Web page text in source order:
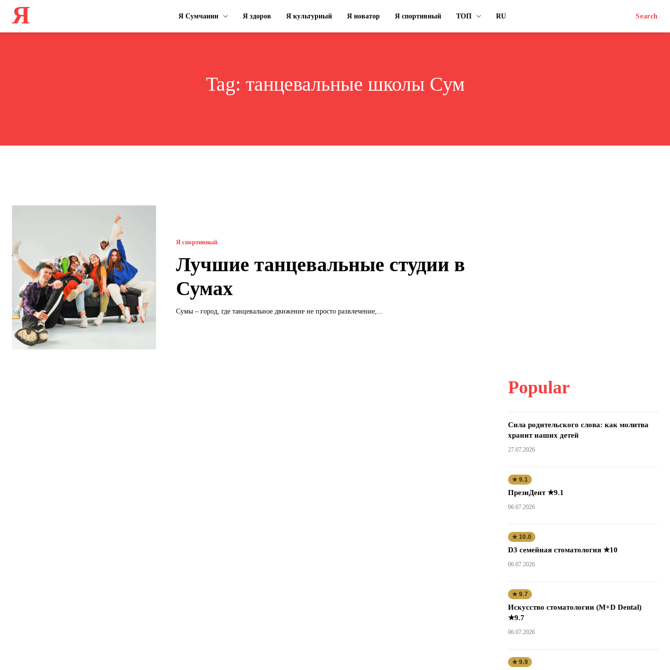
Я Я Сумчанин Я здоров Я культурный Я новатор Я спортивный ТОП RU Search
Tag: танцевальные школы Сум
Я спортивный
Лучшие танцевальные студии в
Сумах
Сумы – город, где танцевальное движение не просто развлечение,...
Popular
Сила родительского слова: как молитва
хранит наших детей
27.07.2026
★ 9.1
ПрезиДент ★9.1
06.07.2026
★ 10.0
D3 семейная стоматология ★10
06.07.2026
★ 9.7
Искусство стоматологии (M+D Dental)
★9.7
06.07.2026
★ 9.9